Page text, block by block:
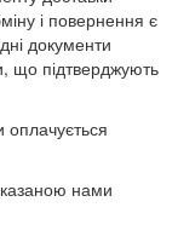
і повернення є
документи
що підтверджують
оплачується
нами